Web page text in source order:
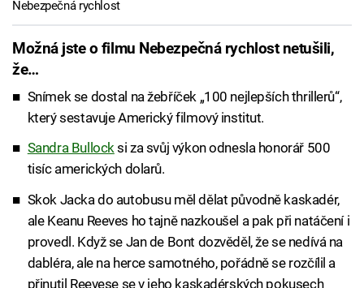
Nebezpečná rychlost
Možná jste o filmu Nebezpečná rychlost netušili,
že…
Snímek se dostal na žebříček „100 nejlepších thrillerů“,
který sestavuje Americký filmový institut.
Sandra Bullocksi za svůj výkon odnesla honorář 500
tisíc amerických dolarů.
Skok Jacka do autobusu měl dělat původně kaskadér,
ale Keanu Reeves ho tajně nazkoušel a pak při natáčení i
provedl. Když se Jan de Bont dozvěděl, že se nedívá na
dabléra, ale na herce samotného, pořádně se rozčílil a
přinutil Reevese se v jeho kaskadérských pokusech